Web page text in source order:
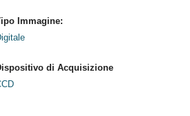
Immagine:
di Acquisizione